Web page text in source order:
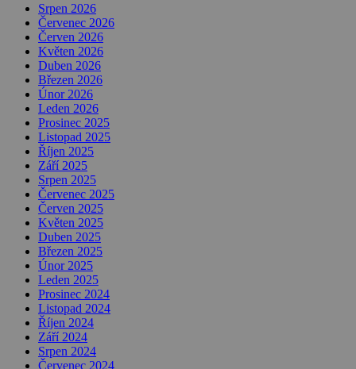
Srpen 2026
Červenec 2026
Červen 2026
Květen 2026
Duben 2026
Březen 2026
Únor 2026
Leden 2026
Prosinec 2025
Listopad 2025
Říjen 2025
Září 2025
Srpen 2025
Červenec 2025
Červen 2025
Květen 2025
Duben 2025
Březen 2025
Únor 2025
Leden 2025
Prosinec 2024
Listopad 2024
Říjen 2024
Září 2024
Srpen 2024
Červenec 2024